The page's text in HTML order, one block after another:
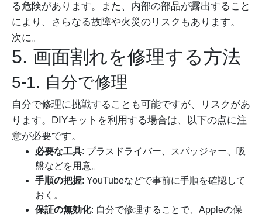
る危険があります。また、内部の部品が露出すること
により、さらなる故障や火災のリスクもあります。
次に。
5. 画面割れを修理する方法
5-1. 自分で修理
自分で修理に挑戦することも可能ですが、リスクがあ
ります。DIYキットを利用する場合は、以下の点に注
意が必要です。
必要な工具: プラスドライバー、スパッジャー、吸
盤などを用意。
手順の把握: YouTubeなどで事前に手順を確認して
おく。
保証の無効化: 自分で修理することで、Appleの保